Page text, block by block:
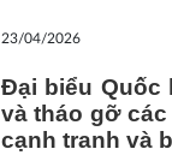
23/04/2026
Đại biểu Quốc
và tháo gỡ các
cạnh tranh và